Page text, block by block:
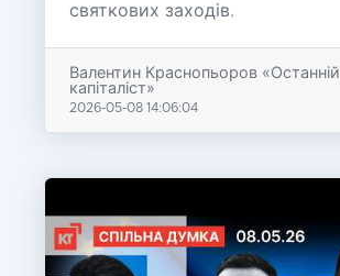
святкових заходів.
Валентин Краснопьоров «Останній
капіталіст»
2026-05-08 14:06:04